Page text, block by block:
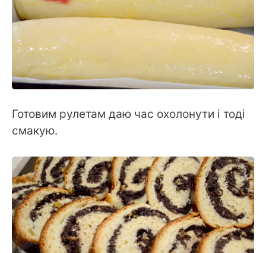
Готовим рулетам даю час охолонути і тоді
смакую.